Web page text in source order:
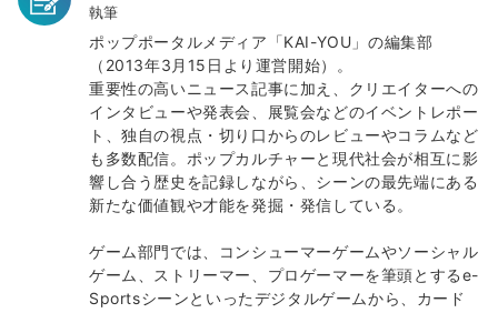
執筆
ポップポータルメディア「KAI-YOU」の編集部
（2013年3月15日より運営開始）。
重要性の高いニュース記事に加え、クリエイターへの
インタビューや発表会、展覧会などのイベントレポー
ト、独自の視点・切り口からのレビューやコラムなど
も多数配信。ポップカルチャーと現代社会が相互に影
響し合う歴史を記録しながら、シーンの最先端にある
新たな価値観や才能を発掘・発信している。
ゲーム部門では、コンシューマーゲームやソーシャル
ゲーム、ストリーマー、プロゲーマーを筆頭とするe-
Sportsシーンといったデジタルゲームから、カード